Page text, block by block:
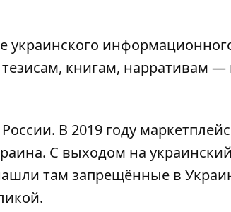
книгам, нарративам —
В 2019 году
С выходом на
там запрещённые в